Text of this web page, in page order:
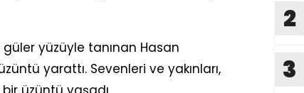
yüzüyle tanınan Hasan
yarattı. Sevenleri ve yakınları,
2
3